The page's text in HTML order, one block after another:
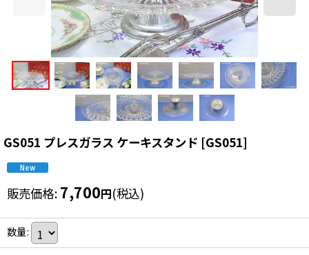
GS051 プレスガラス ケーキスタンド [GS051]
販売価格: 7,700円(税込)
数量: